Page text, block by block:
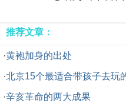
推荐文章：
·黄袍加身的出处
·北京15个最适合带孩子去玩
·辛亥革命的两大成果